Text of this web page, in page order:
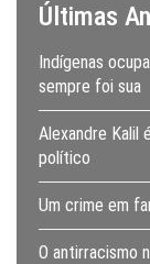
Últimas
Indígenas
sempre foi sua
Alexandre Kalil
político
Um crime em
O antirracismo